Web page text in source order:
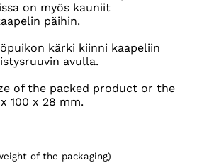
on myös kauniit
päihin.
kärki kiinni kaapeliin
avulla.
of the packed product or the
100 x 28 mm.
of the packaging)